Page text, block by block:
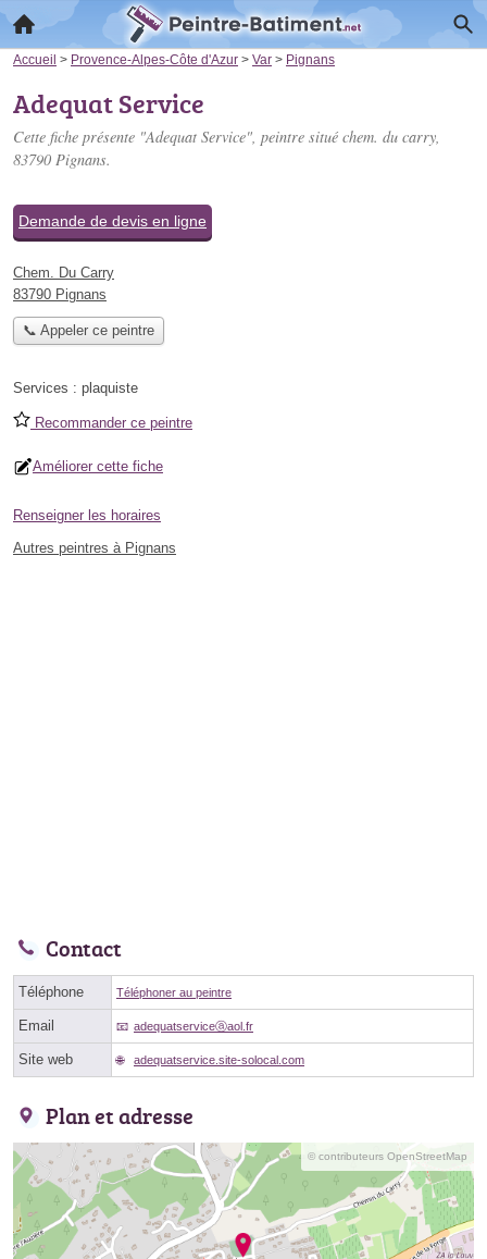
Accueil > Provence-Alpes-Côte d'Azur > Var > Pignans
Adequat Service
Cette fiche présente "Adequat Service", peintre situé chem. du carry,
83790 Pignans.
Demande de devis en ligne
Chem. Du Carry
83790 Pignans
📞 Appeler ce peintre
Services : plaquiste
Recommander ce peintre
Améliorer cette fiche
Renseigner les horaires
Autres peintres à Pignans
Contact
Téléphone Téléphoner au peintre
Email adequatserviceⓐaol.fr
Site web adequatservice.site-solocal.com
Plan et adresse
© contributeurs OpenStreetMap